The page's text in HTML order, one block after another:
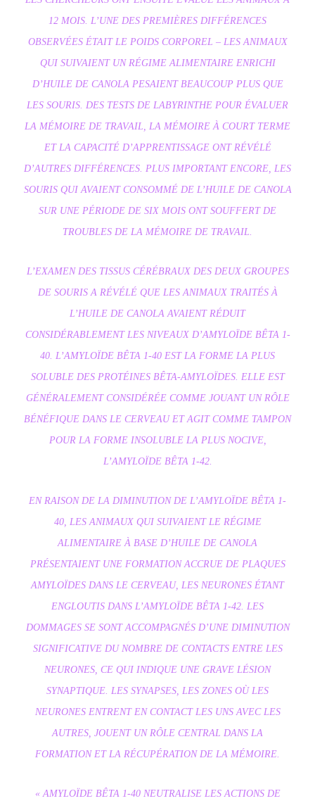
12 MOIS. L’UNE DES PREMIÈRES DIFFÉRENCES
OBSERVÉES ÉTAIT LE POIDS CORPOREL – LES ANIMAUX
QUI SUIVAIENT UN RÉGIME ALIMENTAIRE ENRICHI
D’HUILE DE CANOLA PESAIENT BEAUCOUP PLUS QUE
LES SOURIS. DES TESTS DE LABYRINTHE POUR ÉVALUER
LA MÉMOIRE DE TRAVAIL, LA MÉMOIRE À COURT TERME
ET LA CAPACITÉ D’APPRENTISSAGE ONT RÉVÉLÉ
D’AUTRES DIFFÉRENCES. PLUS IMPORTANT ENCORE, LES
SOURIS QUI AVAIENT CONSOMMÉ DE L’HUILE DE CANOLA
SUR UNE PÉRIODE DE SIX MOIS ONT SOUFFERT DE
TROUBLES DE LA MÉMOIRE DE TRAVAIL.
L’EXAMEN DES TISSUS CÉRÉBRAUX DES DEUX GROUPES
DE SOURIS A RÉVÉLÉ QUE LES ANIMAUX TRAITÉS À
L’HUILE DE CANOLA AVAIENT RÉDUIT
CONSIDÉRABLEMENT LES NIVEAUX D’AMYLOÏDE BÊTA 1-
40. L’AMYLOÏDE BÊTA 1-40 EST LA FORME LA PLUS
SOLUBLE DES PROTÉINES BÊTA-AMYLOÏDES. ELLE EST
GÉNÉRALEMENT CONSIDÉRÉE COMME JOUANT UN RÔLE
BÉNÉFIQUE DANS LE CERVEAU ET AGIT COMME TAMPON
POUR LA FORME INSOLUBLE LA PLUS NOCIVE,
L’AMYLOÏDE BÊTA 1-42.
EN RAISON DE LA DIMINUTION DE L’AMYLOÏDE BÊTA 1-
40, LES ANIMAUX QUI SUIVAIENT LE RÉGIME
ALIMENTAIRE À BASE D’HUILE DE CANOLA
PRÉSENTAIENT UNE FORMATION ACCRUE DE PLAQUES
AMYLOÏDES DANS LE CERVEAU, LES NEURONES ÉTANT
ENGLOUTIS DANS L’AMYLOÏDE BÊTA 1-42. LES
DOMMAGES SE SONT ACCOMPAGNÉS D’UNE DIMINUTION
SIGNIFICATIVE DU NOMBRE DE CONTACTS ENTRE LES
NEURONES, CE QUI INDIQUE UNE GRAVE LÉSION
SYNAPTIQUE. LES SYNAPSES, LES ZONES OÙ LES
NEURONES ENTRENT EN CONTACT LES UNS AVEC LES
AUTRES, JOUENT UN RÔLE CENTRAL DANS LA
FORMATION ET LA RÉCUPÉRATION DE LA MÉMOIRE.
« AMYLOÏDE BÊTA 1-40 NEUTRALISE LES ACTIONS DE